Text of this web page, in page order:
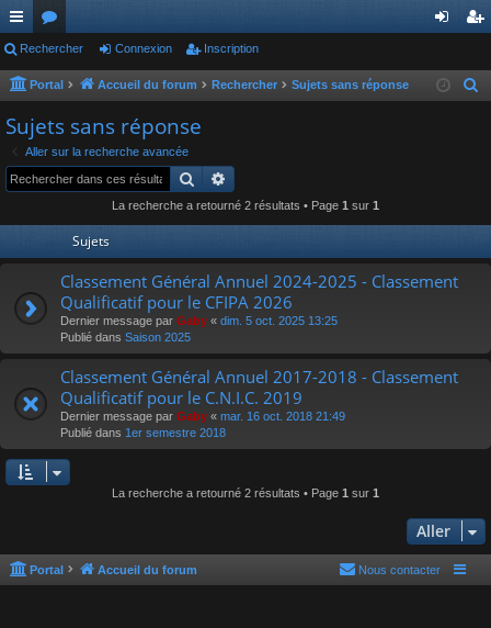
ac
co
ur
ci
s
or
u
s
ne cri
Rechercher Connexion Inscription
Portal Accueil du forum Rechercher Sujets sans réponse
c
Sujets sans réponse
Aller sur la recherche avancée
Rechercher
La recherche a retourné 2 résultats • Page 1 sur 1
Sujets
Classement Général Annuel 2024-2025 - Classement
Qualificatif pour le CFIPA 2026
Dernier message par Gaby « dim. 5 oct. 2025 13:25
Publié dans Saison 2025
Classement Général Annuel 2017-2018 - Classement
Qualificatif pour le C.N.I.C. 2019
Dernier message par Gaby « mar. 16 oct. 2018 21:49
Publié dans 1er semestre 2018
La recherche a retourné 2 résultats • Page 1 sur 1
Aller
Portal Accueil du forum Nous contacter